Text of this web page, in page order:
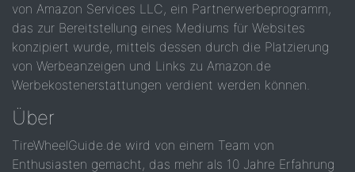
von Amazon Services LLC, ein Partnerwerbeprogramm,
das zur Bereitstellung eines Mediums für Websites
konzipiert wurde, mittels dessen durch die Platzierung
von Werbeanzeigen und Links zu Amazon.de
Werbekostenerstattungen verdient werden können.
Über
TireWheelGuide.de wird von einem Team von
Enthusiasten gemacht, das mehr als 10 Jahre Erfahrung